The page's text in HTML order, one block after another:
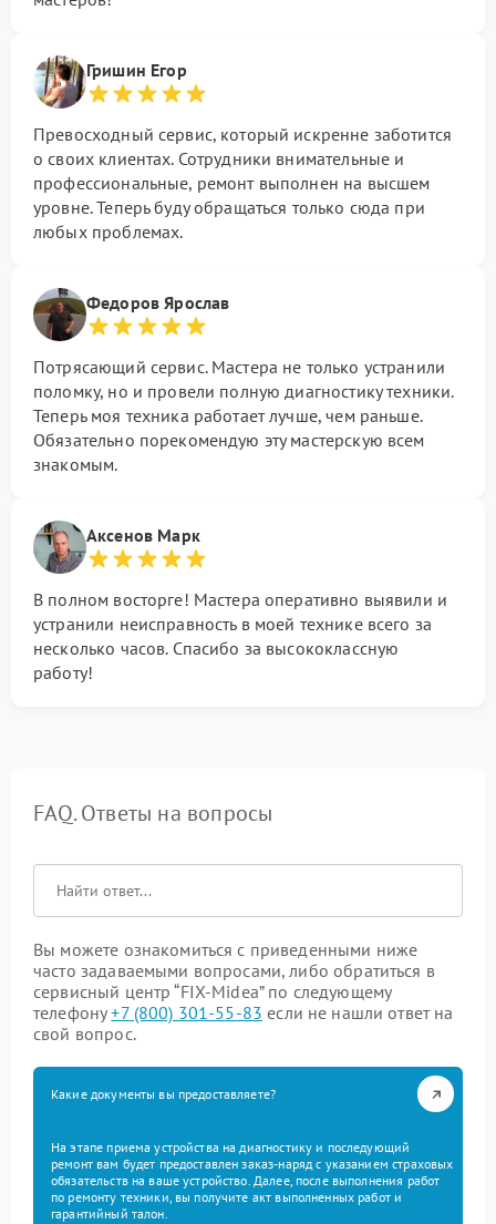
Гришин Егор
Превосходный сервис, который искренне заботится
о своих клиентах. Сотрудники внимательные и
профессиональные, ремонт выполнен на высшем
уровне. Теперь буду обращаться только сюда при
любых проблемах.
Федоров Ярослав
Потрясающий сервис. Мастера не только устранили
поломку, но и провели полную диагностику техники.
Теперь моя техника работает лучше, чем раньше.
Обязательно порекомендую эту мастерскую всем
знакомым.
Аксенов Марк
В полном восторге! Мастера оперативно выявили и
устранили неисправность в моей технике всего за
несколько часов. Спасибо за высококлассную
работу!
FAQ. Ответы на вопросы
Вы можете ознакомиться с приведенными ниже
часто задаваемыми вопросами, либо обратиться в
сервисный центр “FIX-Midea” по следующему
телефону+7 (800) 301-55-83 если не нашли ответ на
свой вопрос.
Какие документы вы предоставляете?
На этапе приема устройства на диагностику и последующий
ремонт вам будет предоставлен заказ-наряд с указанием страховых
обязательств на ваше устройство. Далее, после выполнения работ
по ремонту техники, вы получите акт выполненных работ и
гарантийный талон.